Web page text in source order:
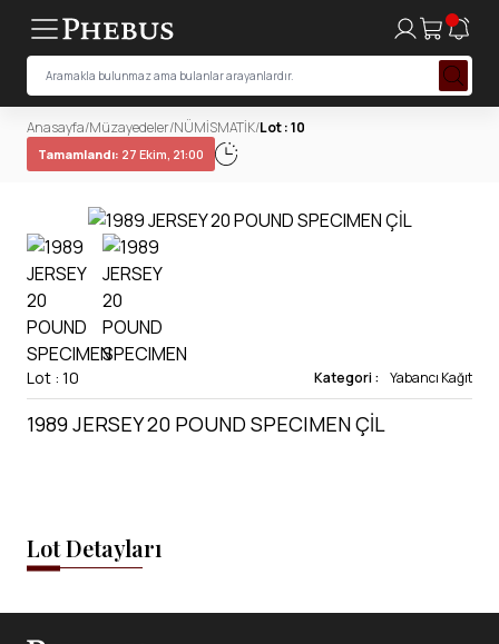
Anasayfa/Müzayedeler/NÜMİSMATİK/Lot : 10
Tamamlandı: 27 Ekim, 21:00
Lot : 10 Kategori : Yabancı Kağıt
1989 JERSEY 20 POUND SPECIMEN ÇİL
Lot Detayları